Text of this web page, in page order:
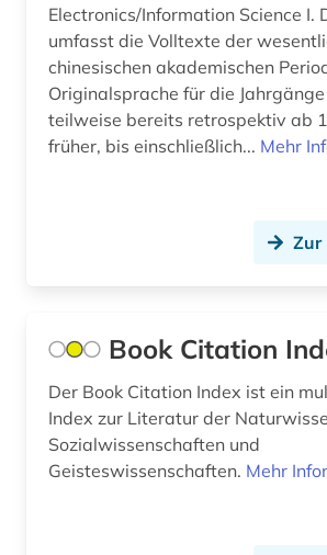
poetik (1)
politik (3)
produktionstechnologie (2)
recht (6)
rechtswissenschaft (1)
rechtswissenschaften (1)
retrodigitalisat (1)
Electronics/Information Science I. Das Archiv
umfasst die Volltexte der
chinesischen akademischen
Originalsprache für die
teilweise bereits retrospektiv ab
früher, bis einschließlich... Mehr
Zur
Book Citation
Der Book Citation Index ist ein
Index zur Literatur der
Sozialwissenschaften und
Geisteswissenschaften. Mehr